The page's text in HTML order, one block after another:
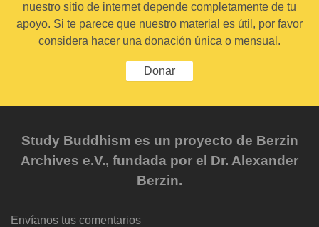
nuestro sitio de internet depende completamente de tu
apoyo. Si te parece que nuestro material es útil, por favor
considera hacer una donación única o mensual.
Donar
Study Buddhism es un proyecto de Berzin
Archives e.V., fundada por el Dr. Alexander
Berzin.
Envíanos tus comentarios